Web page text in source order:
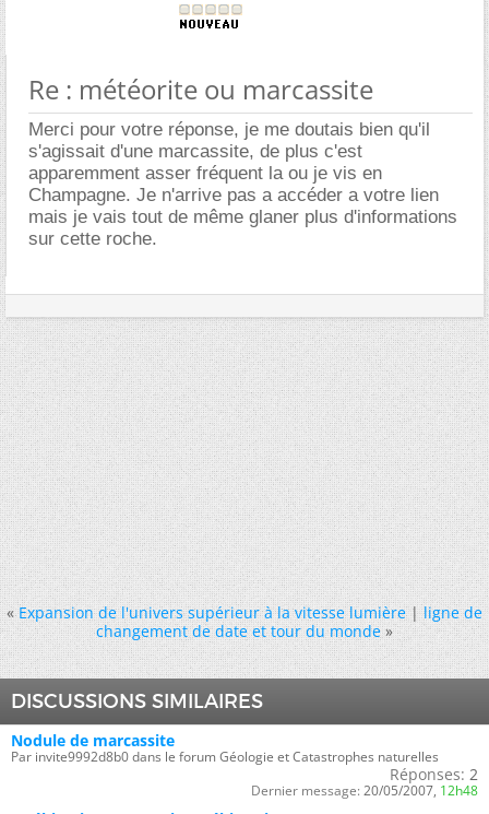
Re : météorite ou marcassite
Merci pour votre réponse, je me doutais bien qu'il
s'agissait d'une marcassite, de plus c'est
apparemment asser fréquent la ou je vis en
Champagne. Je n'arrive pas a accéder a votre lien
mais je vais tout de même glaner plus d'informations
sur cette roche.
« Expansion de l'univers supérieur à la vitesse lumière|ligne de
changement de date et tour du monde »
DISCUSSIONS SIMILAIRES
Nodule de marcassite
Par invite9992d8b0 dans le forum Géologie et Catastrophes naturelles
Réponses: 2
Dernier message: 20/05/2007, 12h48